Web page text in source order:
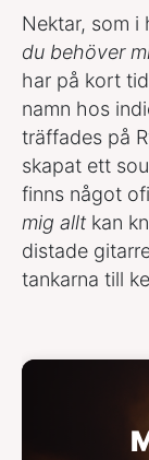
Nektar, som i
du behöver
har på kort
namn hos
träffades på
skapat ett
finns något
mig allt kan
distade
tankarna till